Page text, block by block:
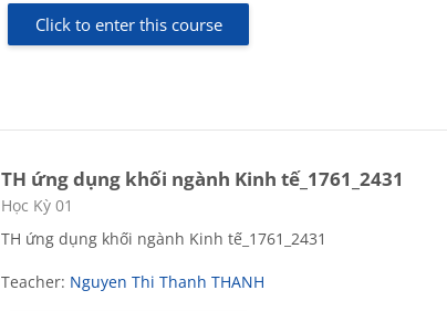
Click to enter this course
TH ứng dụng khối ngành Kinh tế_1761_2431
Course category
Học Kỳ 01
TH ứng dụng khối ngành Kinh tế_1761_2431
Teacher: Nguyen Thi Thanh THANH